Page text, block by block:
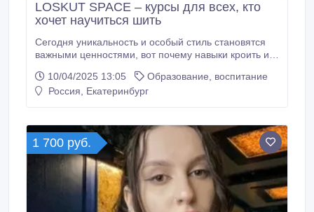
LOSKUT SPACE – курсы для всех, кто
хочет научиться шить
Сегодня уникальность и особый стиль становятся
важными ценностями, вот почему навыки кроить и
своими руками открывает безграничные горизонты
для самовыражения. Онлайн-школа LOSKUT
обучение новичков и мастеров, которые хотят
получить абсолютно новые навыки в профессии.
10/04/2025 13:05
Образование, воспитание
Россия, Екатеринбург
1 700 руб.